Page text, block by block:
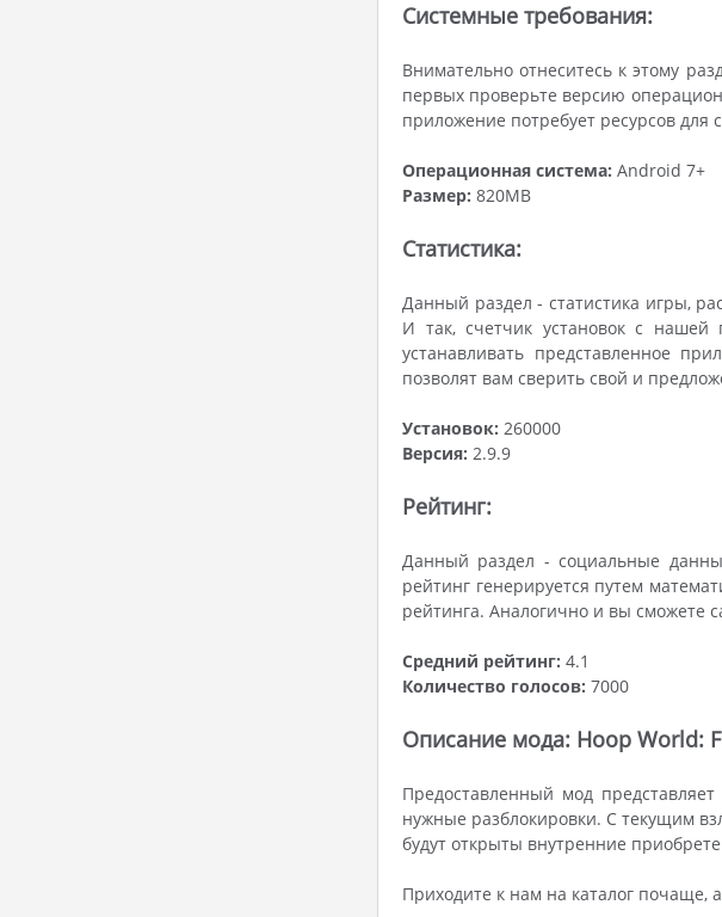
Системные требования:
Внимательно отнеситесь к этому
первых проверьте версию
приложение потребует ресурсов для
Операционная система: Android 7+
Размер: 820MB
Статистика:
Данный раздел - статистика игры,
И так, счетчик установок с
устанавливать представленное
позволят вам сверить свой и
Установок: 260000
Версия: 2.9.9
Рейтинг:
Данный раздел - социальные
рейтинг генерируется путем
рейтинга. Аналогично и вы сможете
Средний рейтинг: 4.1
Количество голосов: 7000
Описание мода: Hoop World:
Предоставленный мод
нужные разблокировки. С текущим
будут открыты внутренние
Приходите к нам на каталог